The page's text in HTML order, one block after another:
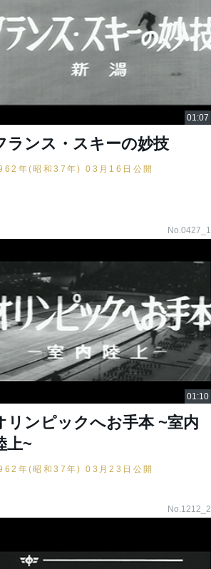
ランス・スキーの妙技
年(昭和37年) 03月16日公開
No.0427_1
リンピックへお手本 ~室内
上~
年(昭和37年) 03月23日公開
No.1212_2